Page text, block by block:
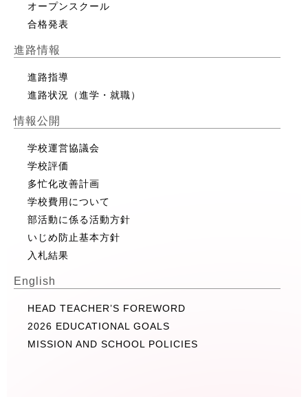
オープンスクール
合格発表
進路情報
進路指導
進路状況（進学・就職）
情報公開
学校運営協議会
学校評価
多忙化改善計画
学校費用について
部活動に係る活動方針
いじめ防止基本方針
入札結果
English
HEAD TEACHER’S FOREWORD
2026 EDUCATIONAL GOALS
MISSION AND SCHOOL POLICIES